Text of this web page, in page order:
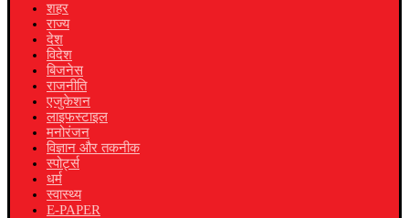
शहर
राज्य
देश
विदेश
बिजनेस
राजनीति
एजुकेशन
लाइफस्टाइल
मनोरंजन
विज्ञान और तकनीक
स्पोर्ट्स
धर्म
स्वास्थ्य
E-PAPER